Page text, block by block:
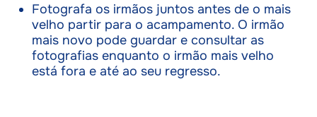
Fotografa os irmãos juntos antes de o mais
velho partir para o acampamento. O irmão
mais novo pode guardar e consultar as
fotografias enquanto o irmão mais velho
está fora e até ao seu regresso.